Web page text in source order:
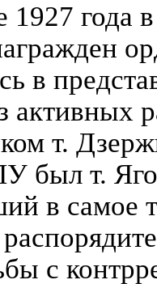
1927 года
в
активных
т.
был т.
в самое
с